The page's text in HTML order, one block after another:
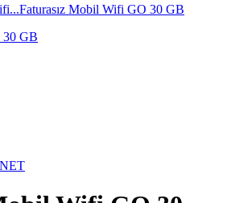
Faturasız Mobil Wifi GO 30 GB
30 GB